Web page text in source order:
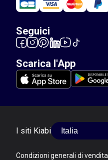
Seguici
Scarica l'App
I siti Kiabi
Condizioni generali di vendita